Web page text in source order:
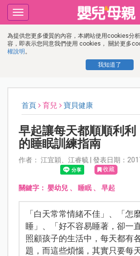
為提供您更多優質的內容，本網站使用cookies分
容，即表示您同意我們使用 cookies， 關於更多
權說明 。
我知道了
Toggle
navigation
首頁 育兒 寶貝健康
早起讓每天都順順利
的睡眠訓練指南
作者： 江宜穎、江睿毓 | 發表日期：
收藏
關鍵字： 嬰幼兒、 睡眠、 早起
「白天常常情緒不佳」、「怎
睡」、「好不容易睡著，卻一
照顧孩子的生活中，每天都有
題，而這些煩惱，其實只要每